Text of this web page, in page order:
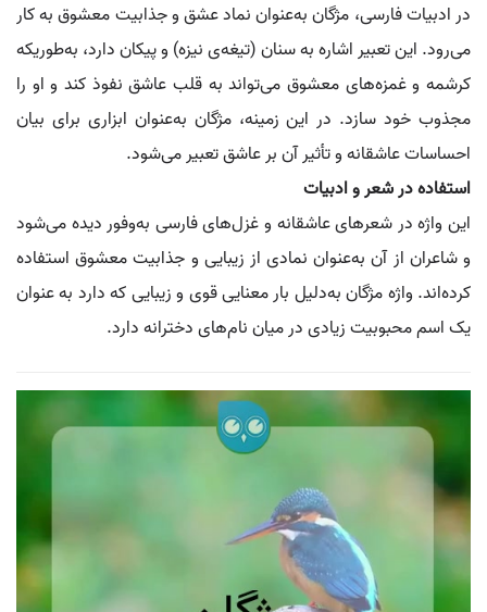
در ادبیات فارسی، مژگان به‌عنوان نماد عشق و جذابیت معشوق به کار
می‌رود. این تعبیر اشاره به سنان (تیغه‌ی نیزه) و پیکان دارد، به‌طوریکه
کرشمه و غمزه‌های معشوق می‌تواند به قلب عاشق نفوذ کند و او را
مجذوب خود سازد. در این زمینه، مژگان به‌عنوان ابزاری برای بیان
احساسات عاشقانه و تأثیر آن بر عاشق تعبیر می‌شود.
استفاده در شعر و ادبیات
این واژه در شعرهای عاشقانه و غزل‌های فارسی به‌وفور دیده می‌شود
و شاعران از آن به‌عنوان نمادی از زیبایی و جذابیت معشوق استفاده
کرده‌اند. واژه مژگان به‌دلیل بار معنایی قوی و زیبایی که دارد به عنوان
یک اسم محبوبیت زیادی در میان نام‌های دخترانه دارد.